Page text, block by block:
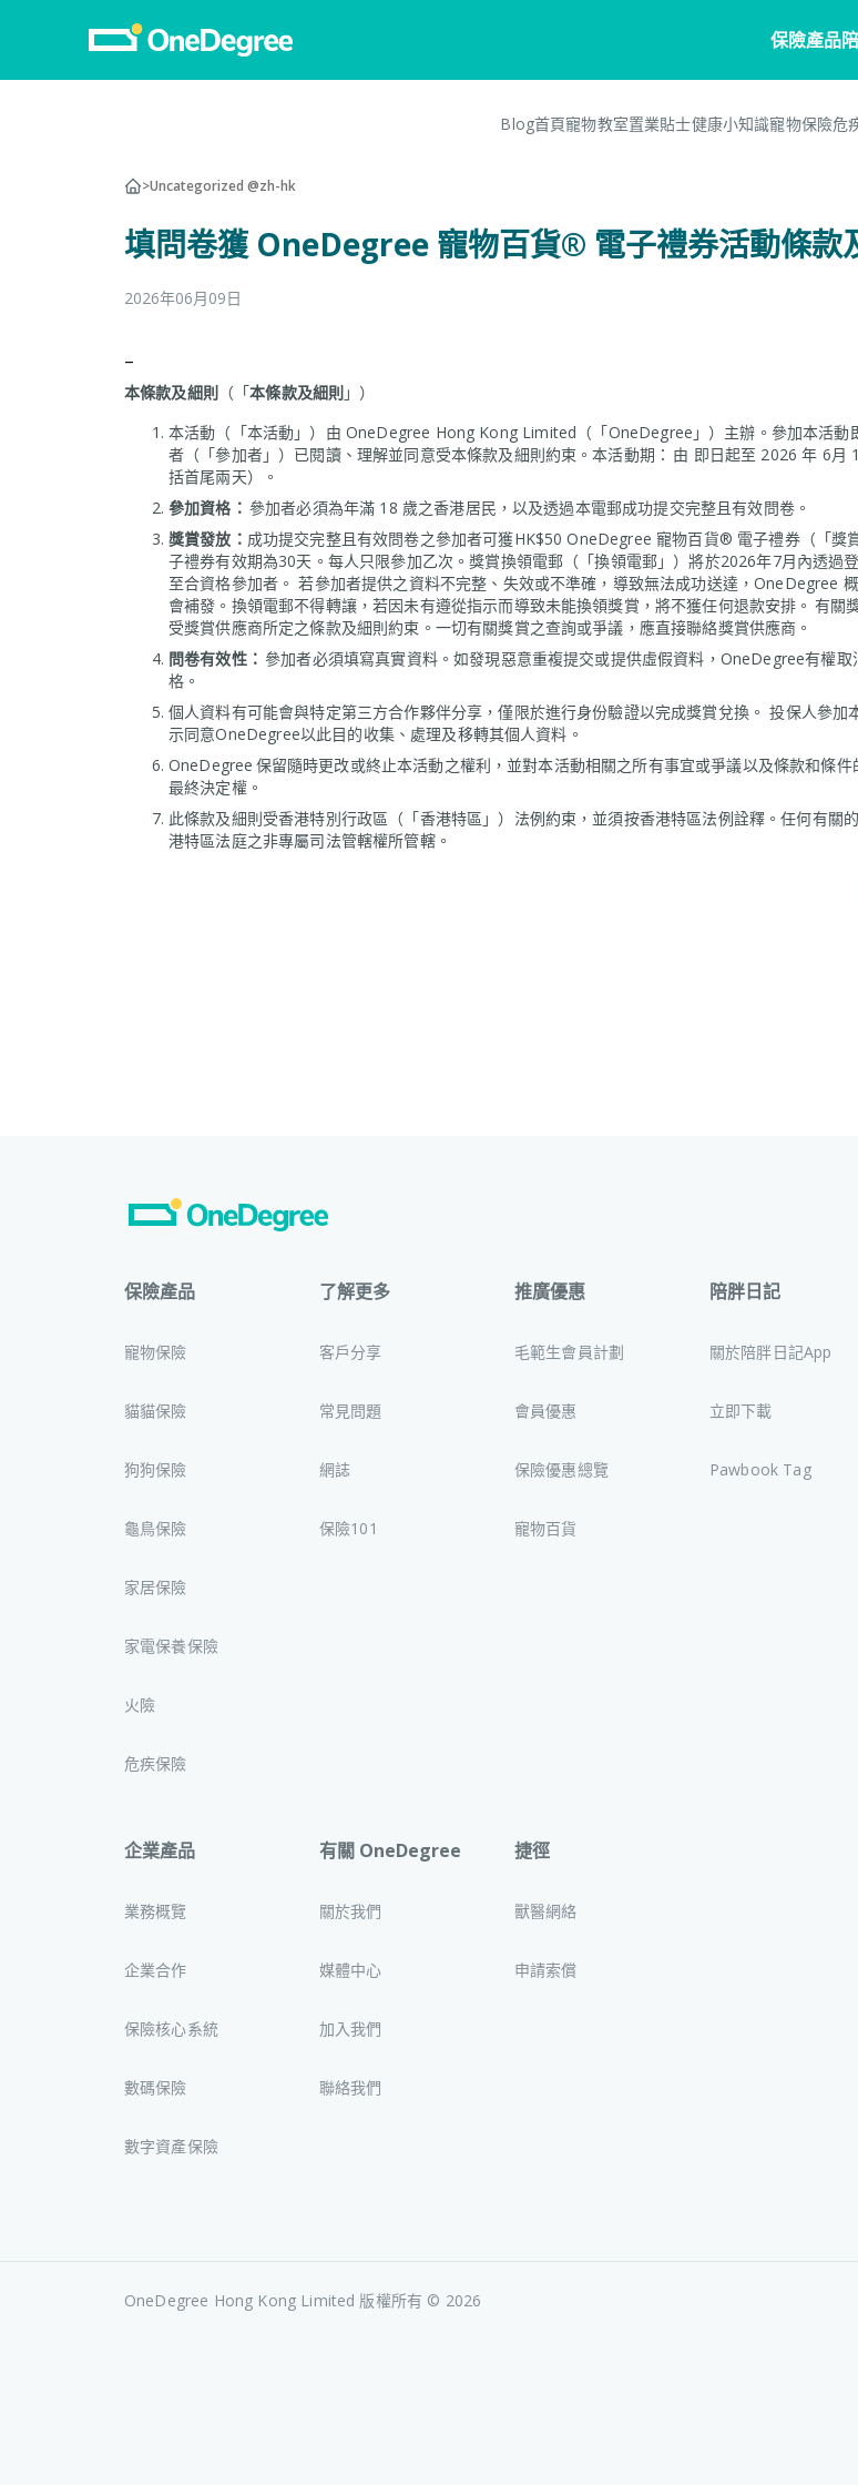
保險產品
狗狗保險
家電保養保險
立即下
Blog首頁寵物教室置業貼士健康小知識寵物保險危
>Uncategorized @zh-hk
填問卷獲 OneDegree 寵物百貨® 電子禮券活動條款
2026年06月09日
–
本條款及細則（「本條款及細則」）
本活動（「本活動」）由 OneDegree Hong Kong Limited（「OneDegree」）主辦。參加本活動
者（「參加者」）已閱讀、理解並同意受本條款及細則約束。本活動期： 由 即日起至 2026 年 6月
括首尾兩天）。
參加資格： 參加者必須為年滿 18 歲之香港居民，以及透過本電郵成功提交完整且有效問卷。
獎賞發放： 成功提交完整且有效問卷之參加者可獲HK$50 OneDegree 寵物百貨® 電子禮券（「獎
子禮券有效期為30天。每人只限參加乙次。獎賞換領電郵（「換領電郵」）將於2026年7月內透過
至合資格參加者。 若參加者提供之資料不完整、失效或不準確，導致無法成功送達，OneDegree
會補發。換領電郵不得轉讓，若因未有遵從指示而導致未能換領獎賞，將不獲任何退款安排。 有關
受獎賞供應商所定之條款及細則約束。一切有關獎賞之查詢或爭議，應直接聯絡獎賞供應商。
問卷有效性： 參加者必須填寫真實資料。如發現惡意重複提交或提供虛假資料，OneDegree有權取
格。
個人資料有可能會與特定第三方合作夥伴分享，僅限於進行身份驗證以完成獎賞兌換。 投保人參加
示同意OneDegree以此目的收集、處理及移轉其個人資料。
OneDegree 保留隨時更改或終止本活動之權利，並對本活動相關之所有事宜或爭議以及條款和條件
最終決定權。
此條款及細則受香港特別行政區（「香港特區」）法例約束，並須按香港特區法例詮釋。任何有關
港特區法庭之非專屬司法管轄權所管轄。
保險產品
寵物保險
貓貓保險
狗狗保險
龜鳥保險
家居保險
家電保養保險
火險
危疾保險
了解更多
客戶分享
常見問題
網誌
保險101
推廣優惠
毛範生會員計劃
會員優惠
保險優惠總覽
寵物百貨
陪胖日記
關於陪胖日記App
立即下載
Pawbook Tag
企業產品
業務概覽
企業合作
保險核心系統
數碼保險
數字資產保險
有關 OneDegree
關於我們
媒體中心
加入我們
聯絡我們
捷徑
獸醫網絡
申請索償
OneDegree Hong Kong Limited 版權所有 © 2026